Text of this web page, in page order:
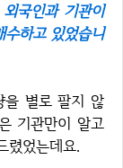
국인과 기관이
하고 있었습니
기관만이 알고
렸었는데요.